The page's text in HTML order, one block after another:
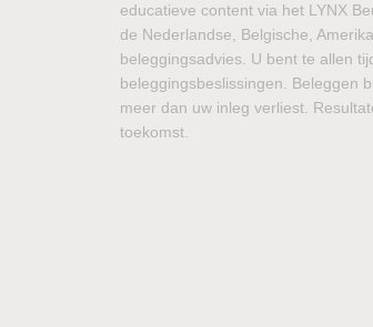
educatieve content via het LYNX
de Nederlandse, Belgische,
beleggingsadvies. U bent te allen
beleggingsbeslissingen. Beleggen
meer dan uw inleg verliest.
toekomst.